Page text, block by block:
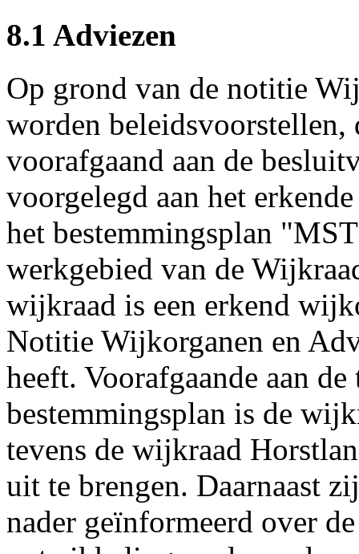
8.1 Adviezen
Op grond van de notitie
worden
voorafgaand aan de
voorgelegd aan het
het bestemmingsplan
werkgebied van de
wijkraad is een erkend
Notitie Wijkorganen en
heeft. Voorafgaande aan
bestemmingsplan is de
tevens de wijkraad
uit te brengen. Daarnaast
nader geïnformeerd over